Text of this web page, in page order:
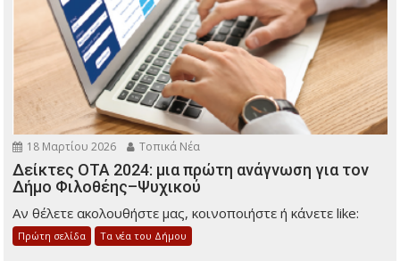
18 Μαρτίου 2026 Τοπικά Νέα
Δείκτες ΟΤΑ 2024: μια πρώτη ανάγνωση για τον
Δήμο Φιλοθέης–Ψυχικού
Αν θέλετε ακολουθήστε μας, κοινοποιήστε ή κάνετε like:
Πρώτη σελίδα Τα νέα του Δήμου